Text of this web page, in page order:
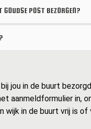
POST BEZORGEN?
jou in de buurt
aanmeldformulier in,
wijk in de buurt vrij is